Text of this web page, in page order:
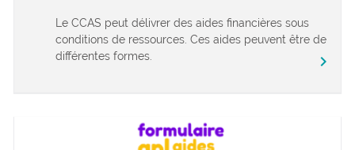
Le CCAS peut délivrer des aides financières sous
conditions de ressources. Ces aides peuvent être de
différentes formes.
chevron_right